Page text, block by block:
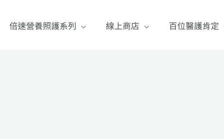
倍速營養照護系列 線上商店 百位醫護肯定